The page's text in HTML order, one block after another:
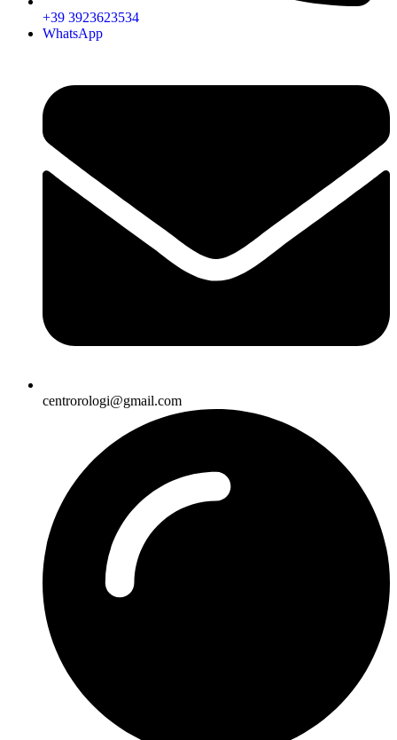
+39 3923623534
WhatsApp
centrorologi@gmail.com